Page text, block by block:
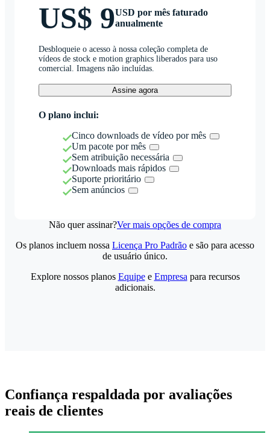
US$ 9USD por mês faturado
anualmente
Desbloqueie o acesso à nossa coleção completa de
vídeos de stock e motion graphics liberados para uso
comercial. Imagens não incluídas.
Assine agora
O plano inclui:
Cinco downloads de vídeo por mês
Um pacote por mês
Sem atribuição necessária
Downloads mais rápidos
Suporte prioritário
Sem anúncios
Não quer assinar?Ver mais opções de compra
Os planos incluem nossa Licença Pro Padrão e são para acesso
de usuário único.
Explore nossos planos Equipee Empresa para recursos
adicionais.
Confiança respaldada por avaliações
reais de clientes